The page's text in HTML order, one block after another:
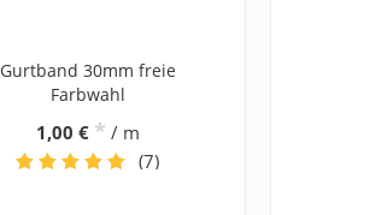
Gurtband 30mm freie
Farbwahl
1,00 € * / m
(7)